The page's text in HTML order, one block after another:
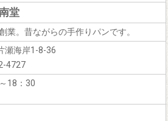
堂
業。昔ながらの手作りパンです。
瀬海岸1-8-36
4727
18：30